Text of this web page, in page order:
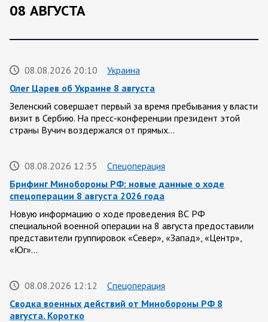
08 АВГУСТА
08.08.2026 20:10
Украина
Олег Царев об Украине 8 августа
Зеленский совершает первый за время пребывания у власти
визит в Сербию. На пресс-конференции президент этой
страны Вучич воздержался от прямых…
08.08.2026 12:35
Спецоперация
Брифинг Минобороны РФ: новые данные о ходе
спецоперации 8 августа 2026 года
Новую информацию о ходе проведения ВС РФ
специальной военной операции на 8 августа предоставили
представители группировок «Север», «Запад», «Центр»,
«Юг»…
08.08.2026 12:12
Спецоперация
Сводка военных действий от Минобороны РФ 8
августа. Коротко